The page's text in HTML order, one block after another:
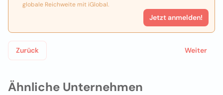
Ähnliche Unternehmen
globale Reichweite mit iGlobal.
Jetzt anmelden!
Zurück Weiter